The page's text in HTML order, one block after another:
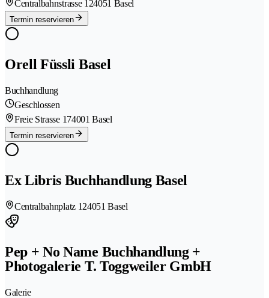
Centralbahnstrasse 124051 Basel
Termin reservieren
Orell Füssli Basel
Buchhandlung
Geschlossen
Freie Strasse 174001 Basel
Termin reservieren
Ex Libris Buchhandlung Basel
Centralbahnplatz 124051 Basel
Pep + No Name Buchhandlung +
Photogalerie T. Toggweiler GmbH
Galerie